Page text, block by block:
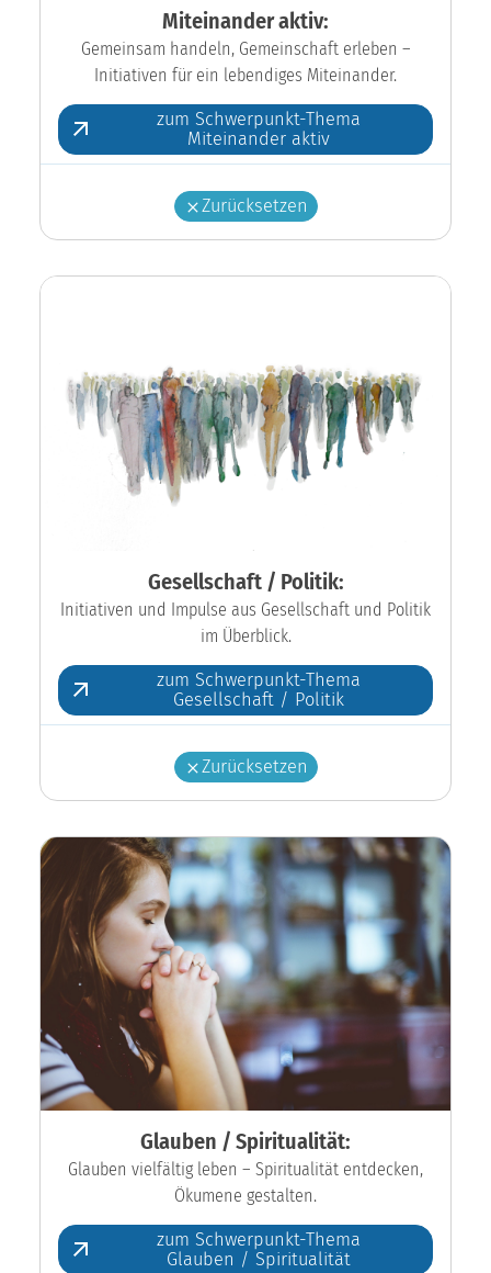
Miteinander aktiv:
Gemeinsam handeln, Gemeinschaft erleben –
Initiativen für ein lebendiges Miteinander.
zum Schwerpunkt-Thema
Miteinander aktiv
Zurücksetzen
Gesellschaft / Politik:
Initiativen und Impulse aus Gesellschaft und Politik
im Überblick.
zum Schwerpunkt-Thema
Gesellschaft / Politik
Zurücksetzen
Glauben / Spiritualität:
Glauben vielfältig leben – Spiritualität entdecken,
Ökumene gestalten.
zum Schwerpunkt-Thema
Glauben / Spiritualität